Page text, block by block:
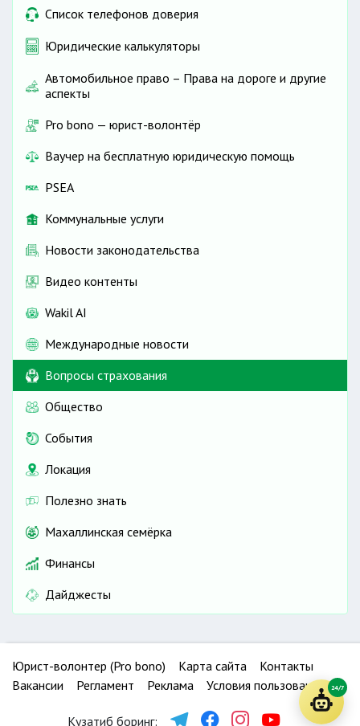
Список телефонов доверия
Юридические калькуляторы
Автомобильное право – Права на дороге и другие
аспекты
Pro bono — юрист-волонтёр
Ваучер на бесплатную юридическую помощь
PSEA
Коммунальные услуги
Новости законодательства
Видео контенты
Wakil AI
Международные новости
Вопросы страхования
Общество
События
Локация
Полезно знать
Махаллинская семёрка
Финансы
Дайджесты
Юрист-волонтер (Pro bono) Карта сайта
Контакты
Вакансии
Регламент Реклама Условия пользования
Кузатиб боринг:
24/7